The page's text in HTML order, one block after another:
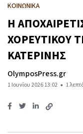
ΚΟΙΝΩΝΙΚΑ
Η
ΧΟΡΕΥΤΙΚΟΥ
ΚΑΤΕΡΙΝΗΣ
OlymposPress.gr
1 Ιουνίου 2026 13:02 1